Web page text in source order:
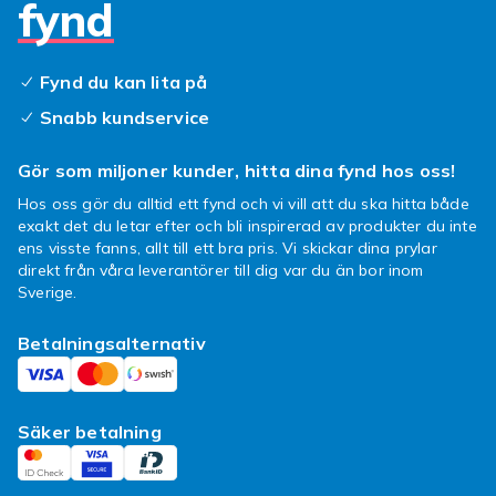
iPad och Samsung Galaxy
Tab — populäraste
modellerna
iPadochSamsungGalaxy Tab har det
finns specialdesignade fodral, tangentbord
och skärmskydd kompatibla med alla
generationer av dessa populära surfplattor.
Tangentbord och
produktivitetstillbehör
Kompatibla Bluetooth-tangentbord och
tangentbordsfodral förvandlar din surfplatta
kompatibla med iPad, Samsung och
universalmodeller för de flesta surfplattor.
fynd
Fynd du kan lita på
Snabb kundservice
Gör som miljoner kunder, hitta dina fynd hos oss!
Hos oss gör du alltid ett fynd och vi vill att du ska hitta både
exakt det du letar efter och bli inspirerad av produkter du inte
ens visste fanns, allt till ett bra pris. Vi skickar dina prylar
direkt från våra leverantörer till dig var du än bor inom
Sverige.
Betalningsalternativ
Säker betalning